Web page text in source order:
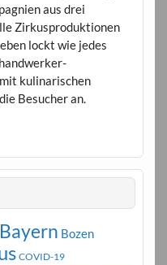
aus drei
Zirkusproduktionen
lockt wie jedes
kulinarischen
Besucher an.
Bayern Bozen
COVID-19